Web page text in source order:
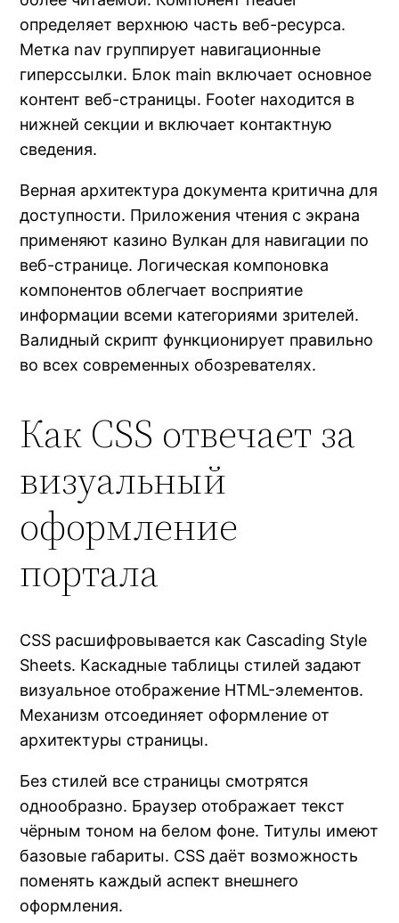
определяет верхнюю часть веб-ресурса.
Метка nav группирует навигационные
гиперссылки. Блок main включает основное
контент веб-страницы. Footer находится в
нижней секции и включает контактную
сведения.
Верная архитектура документа критична для
доступности. Приложения чтения с экрана
применяют казино Вулкан для навигации по
веб-странице. Логическая компоновка
компонентов облегчает восприятие
информации всеми категориями зрителей.
Валидный скрипт функционирует правильно
во всех современных обозревателях.
Как CSS отвечает за
визуальный
оформление
портала
CSS расшифровывается как Cascading Style
Sheets. Каскадные таблицы стилей задают
визуальное отображение HTML-элементов.
Механизм отсоединяет оформление от
архитектуры страницы.
Без стилей все страницы смотрятся
однообразно. Браузер отображает текст
чёрным тоном на белом фоне. Титулы имеют
базовые габариты. CSS даёт возможность
поменять каждый аспект внешнего
оформления.